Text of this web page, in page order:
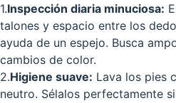
1.Inspección diaria minuciosa:
talones y espacio entre los
ayuda de un espejo. Busca
cambios de color.
2.Higiene suave: Lava los pies
neutro. Sélalos perfectamente